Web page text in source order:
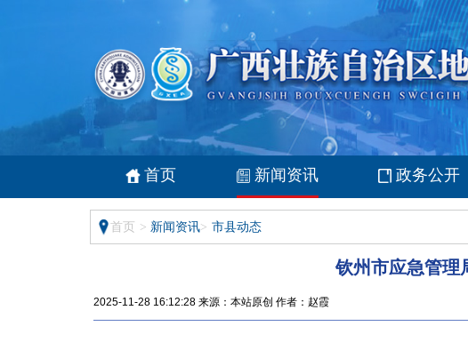
首页 新闻资讯 政务公开
首页 > 新闻资讯> 市县动态
钦州市应急管理
2025-11-28 16:12:28 来源：本站原创 作者：赵霞